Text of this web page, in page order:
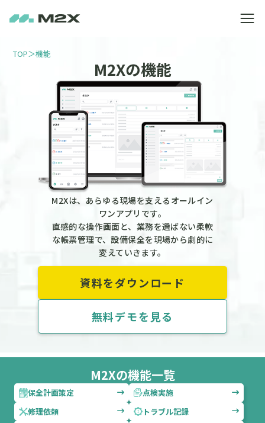
TOP＞機能
M2Xの機能
M2Xは、あらゆる現場を支えるオールイン
ワンアプリです。
直感的な操作画面と、業務を選ばない柔軟
な帳票管理で、設備保全を現場から劇的に
変えていきます。
資料をダウンロード
無料デモを見る
保全計画策定
点検実施
修理依頼
トラブル記録
M2Xの機能一覧